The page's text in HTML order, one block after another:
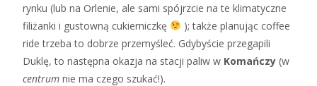
rynku (lub na Orlenie, ale sami spójrzcie na te klimatyczne
filiżanki i gustowną cukierniczkę
); także planując coffee
ride trzeba to dobrze przemyśleć. Gdybyście przegapili
Duklę, to następna okazja na stacji paliw w Komańczy (w
centrum nie ma czego szukać!).